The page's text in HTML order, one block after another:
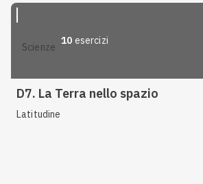
scienze
10 esercizi
D7. La Terra nello spazio
Latitudine